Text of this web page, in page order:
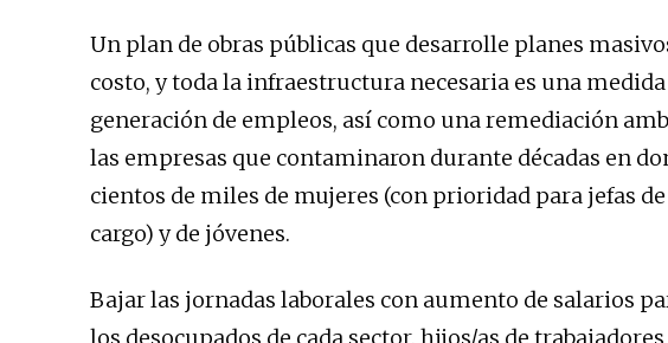
Un plan de obras públicas que desarrolle planes
costo, y toda la infraestructura necesaria es una
generación de empleos, así como una remediación
las empresas que contaminaron durante décadas en
cientos de miles de mujeres (con prioridad para jefas
cargo) y de jóvenes.
Bajar las jornadas laborales con aumento de salarios